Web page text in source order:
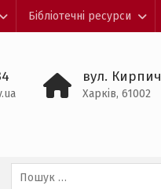
Бібліотечні ресурси
вул.
Харків, 61002
Пошук: